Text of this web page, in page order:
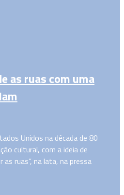
as ruas com uma
Unidos na década de 80
cultural, com a ideia de
as ruas”, na lata, na pressa